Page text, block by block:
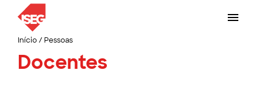
Início/ Pessoas
Docentes